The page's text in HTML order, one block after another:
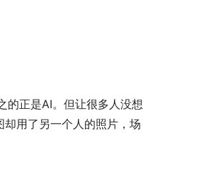
的正是AI。但让很多人没想
用了另一个人的照片，场